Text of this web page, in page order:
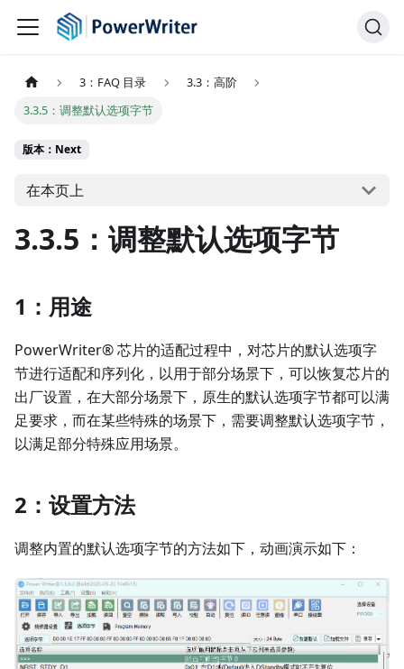
3：FAQ 目录
3.3：高阶
3.3.5：调整默认选项字节
版本：Next
在本页上
3.3.5：调整默认选项字节
1：用途
PowerWriter® 芯片的适配过程中，对芯片的默认选项字
节进行适配和序列化，以用于部分场景下，可以恢复芯片的
出厂设置，在大部分场景下，原生的默认选项字节都可以满
足要求，而在某些特殊的场景下，需要调整默认选项字节，
以满足部分特殊应用场景。
2：设置方法
调整内置的默认选项字节的方法如下，动画演示如下：